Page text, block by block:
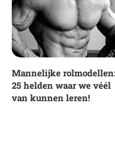
Mannelijke rolmodellen:
25 helden waar we véél
van kunnen leren!